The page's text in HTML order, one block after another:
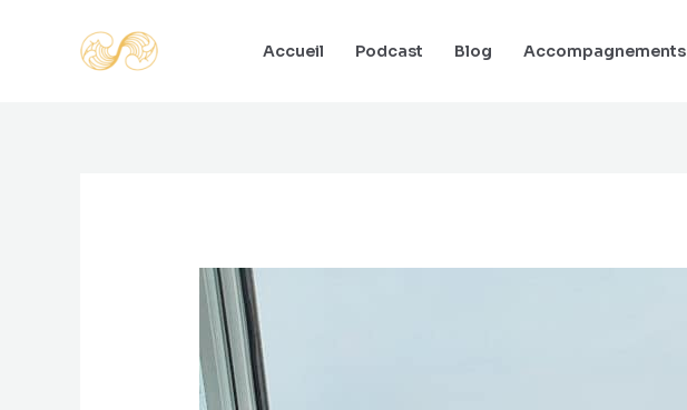
Accueil Podcast Blog Accompagnements